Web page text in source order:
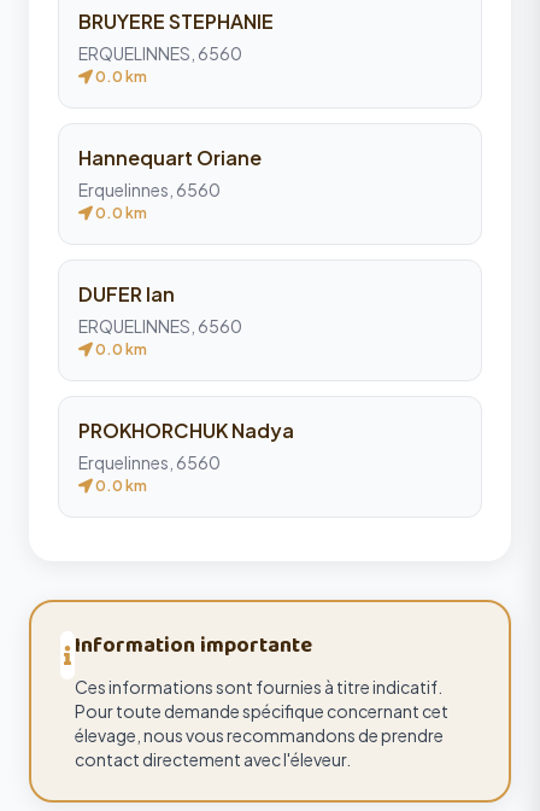
BRUYERE STEPHANIE
ERQUELINNES, 6560
0.0 km
Hannequart Oriane
Erquelinnes, 6560
0.0 km
DUFER Ian
ERQUELINNES, 6560
0.0 km
PROKHORCHUK Nadya
Erquelinnes, 6560
0.0 km
Information importante
Ces informations sont fournies à titre indicatif.
Pour toute demande spécifique concernant cet
élevage, nous vous recommandons de prendre
contact directement avec l'éleveur.